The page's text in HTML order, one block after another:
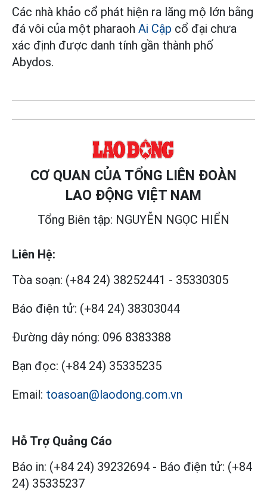
Các nhà khảo cổ phát hiện ra lăng mộ lớn bằng
đá vôi của một pharaoh Ai Cập cổ đại chưa
xác định được danh tính gần thành phố
Abydos.
CƠ QUAN CỦA TỔNG LIÊN ĐOÀN
LAO ĐỘNG VIỆT NAM
Tổng Biên tập: NGUYỄN NGỌC HIỂN
Liên Hệ:
Tòa soạn: (+84 24) 38252441 - 35330305
Báo điện tử: (+84 24) 38303044
Đường dây nóng: 096 8383388
Bạn đọc: (+84 24) 35335235
Email: toasoan@laodong.com.vn
Hỗ Trợ Quảng Cáo
Báo in: (+84 24) 39232694 - Báo điện tử: (+84
24) 35335237